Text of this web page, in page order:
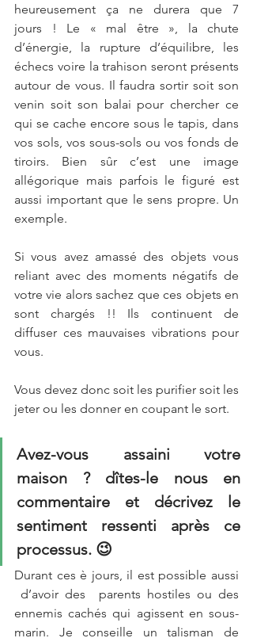
heureusement ça ne durera que 7
jours ! Le « mal être », la chute
d’énergie, la rupture d’équilibre, les
échecs voire la trahison seront présents
autour de vous. Il faudra sortir soit son
venin soit son balai pour chercher ce
qui se cache encore sous le tapis, dans
vos sols, vos sous-sols ou vos fonds de
tiroirs. Bien sûr c’est une image
allégorique mais parfois le figuré est
aussi important que le sens propre. Un
exemple.
Si vous avez amassé des objets vous
reliant avec des moments négatifs de
votre vie alors sachez que ces objets en
sont chargés !! Ils continuent de
diffuser ces mauvaises vibrations pour
vous.
Vous devez donc soit les purifier soit les
jeter ou les donner en coupant le sort.
Avez-vous assaini votre
maison ? dîtes-le nous en
commentaire et décrivez le
sentiment ressenti après ce
processus. 😉
Durant ces è jours, il est possible aussi
d’avoir des  parents hostiles ou des
ennemis cachés qui agissent en sous-
marin. Je conseille un talisman de